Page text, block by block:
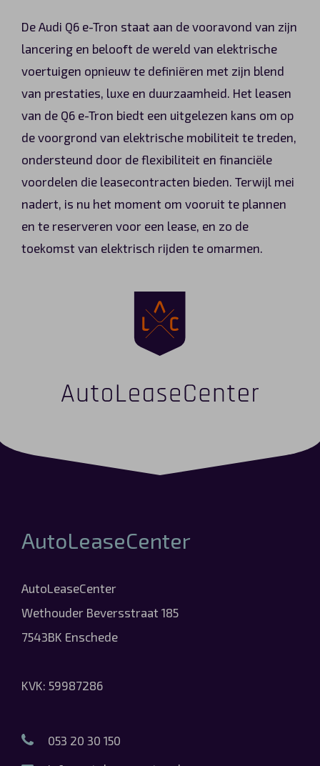
De Audi Q6 e-Tron staat aan de vooravond van zijn
lancering en belooft de wereld van elektrische
voertuigen opnieuw te definiëren met zijn blend
van prestaties, luxe en duurzaamheid. Het leasen
van de Q6 e-Tron biedt een uitgelezen kans om op
de voorgrond van elektrische mobiliteit te treden,
ondersteund door de flexibiliteit en financiële
voordelen die leasecontracten bieden. Terwijl mei
nadert, is nu het moment om vooruit te plannen
en te reserveren voor een lease, en zo de
toekomst van elektrisch rijden te omarmen.
AutoLeaseCenter
AutoLeaseCenter
Wethouder Beversstraat 185
7543BK Enschede
KVK: 59987286
053 20 30 150